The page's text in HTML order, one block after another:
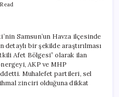
Siyasi
Tartışma
ve
Reddedilen
Araştırma
Önergesi
için
Samsun’un Havza ilçesinde
bir şekilde araştırılması
Afet Bölgesi” olarak ilan
AKP ve MHP
Muhalefet partileri, sel
zinciri olduğuna dikkat